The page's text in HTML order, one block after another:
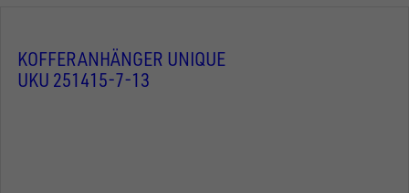
KOFFERANHÄNGER UNIQUE
UKU 251415-7-13